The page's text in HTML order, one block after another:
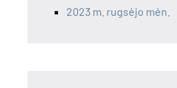
2023 m. rugsėjo mėn.